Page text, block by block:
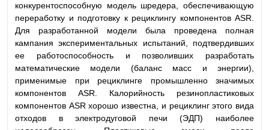
конкурентоспособную модель шредера, обеспечивающую
переработку и подготовку к рециклингу компонентов ASR.
Для разработанной модели была проведена полная
кампания экспериментальных испытаний, подтвердивших
ее работоспособность и позволивших разработать
математические модели (баланс масс и энергии),
применимые при рециклинге промышленно значимых
компонентов ASR. Калорийность резинопластиковых
компонентов ASR хорошо известна, и рециклинг этого вида
отходов в электродуговой печи (ЭДП) наиболее